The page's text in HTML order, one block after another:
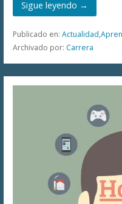
Sigue leyendo →
Publicado en: Actualidad,
Archivado por: Carrera